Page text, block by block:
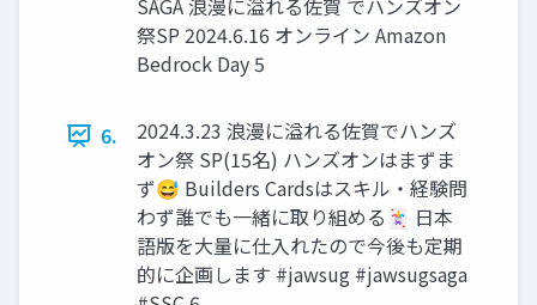
SAGA 浪漫に溢れる佐賀 でハンズオン
祭SP 2024.6.16 オンライン Amazon
Bedrock Day 5
6.
2024.3.23 浪漫に溢れる佐賀でハンズ
オン祭 SP(15名) ハンズオンはまずま
ず😅 Builders Cardsはスキル・経験問
わず誰でも一緒に取り組める🃏 日本
語版を大量に仕入れたので今後も定期
的に企画します #jawsug #jawsugsaga